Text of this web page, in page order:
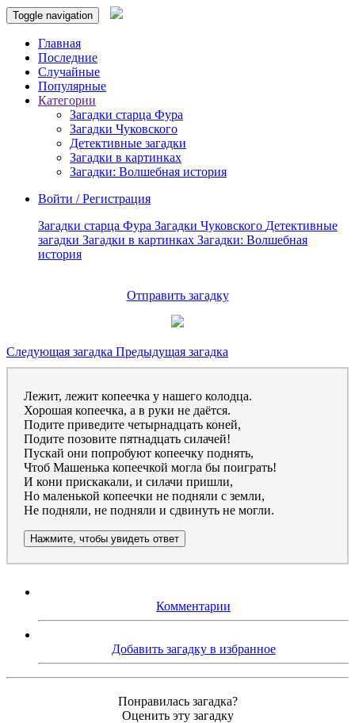
Toggle navigation
Главная
Последние
Случайные
Популярные
Категории
Загадки старца Фура
Загадки Чуковского
Детективные загадки
Загадки в картинках
Загадки: Волшебная история
Войти / Регистрация
Загадки старца Фура Загадки Чуковского Детективные
загадки Загадки в картинках Загадки: Волшебная
история
Отправить загадку
Следующая загадка Предыдущая загадка
Лежит, лежит копеечка у нашего колодца.
Хорошая копеечка, а в руки не даётся.
Подите приведите четырнадцать коней,
Подите позовите пятнадцать силачей!
Пускай они попробуют копеечку поднять,
Чтоб Машенька копеечкой могла бы поиграть!
И кони прискакали, и силачи пришли,
Но маленькой копеечки не подняли с земли,
Не подняли, не подняли и сдвинуть не могли.
Нажмите, чтобы увидеть ответ
Комментарии
Добавить загадку в избранное
Понравилась загадка?
Оценить эту загадку